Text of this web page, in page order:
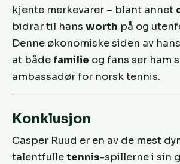
kjente merkevarer – blant annet
bidrar til hans worth på og
Denne økonomiske siden av
at både familie og fans ser ham
ambassadør for norsk tennis.
Konklusjon
Casper Ruud er en av de mest
talentfulletennis-spillerne i sin